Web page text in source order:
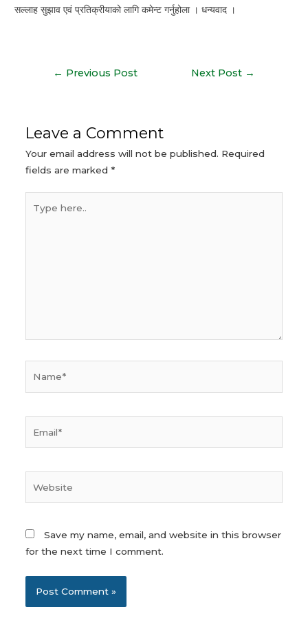
सल्लाह सुझाव एवं प्रतिक्रीयाको लागि कमेन्ट गर्नुहोला । धन्यवाद ।
← Previous Post Next Post →
Leave a Comment
Your email address will not be published. Required
fields are marked *
here..
Save my name, email, and website in this browser
for the next time I comment.